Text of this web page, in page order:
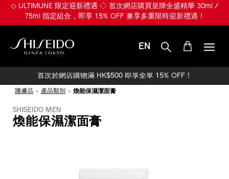
◇ ULTIMUNE 限定迎新禮遇 ◇ 首次網店購買皇牌全盛精華 30ml /
75ml 指定組合，即享 15% OFF 兼享多重限時迎新禮遇！
EN
首次於網店購物滿 HK$500 即享全單 15% OFF！
護膚品 產品類別 煥能保濕潔面膏
SHISEIDO MEN
煥能保濕潔面膏